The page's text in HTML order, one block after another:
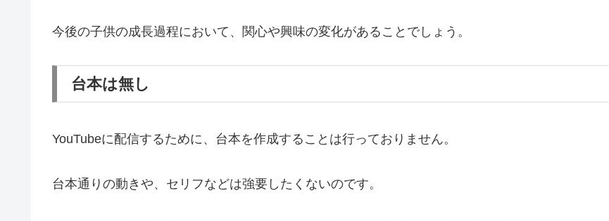
今後の子供の成長過程において、関心や興味の変化があることでしょう。
台本は無し
YouTubeに配信するために、台本を作成することは行っておりません。
台本通りの動きや、セリフなどは強要したくないのです。